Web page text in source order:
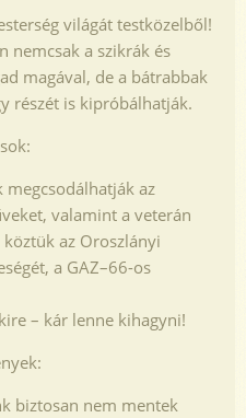
világát testközelből!
nemcsak a szikrák és
magával, de a bátrabbak
részét is kipróbálhatják.
az
valamint a veterán
az Oroszlányi
a GAZ–66-os
– kár lenne kihagyni!
biztosan nem mentek